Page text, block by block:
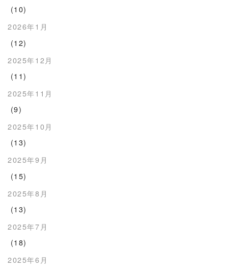
(10)
2026年1月
(12)
2025年12月
(11)
2025年11月
(9)
2025年10月
(13)
2025年9月
(15)
2025年8月
(13)
2025年7月
(18)
2025年6月